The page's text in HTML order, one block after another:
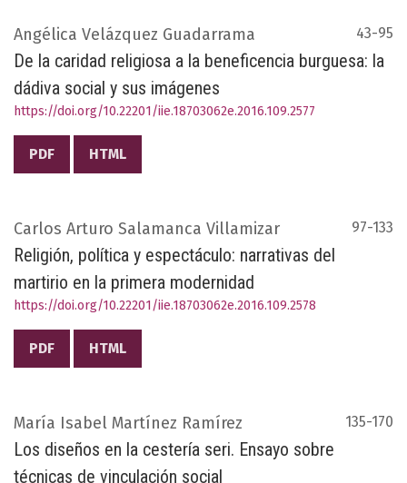
Angélica Velázquez Guadarrama 43-95
De la caridad religiosa a la beneficencia burguesa: la
dádiva social y sus imágenes
https://doi.org/10.22201/iie.18703062e.2016.109.2577
PDF HTML
Carlos Arturo Salamanca Villamizar 97-133
Religión, política y espectáculo: narrativas del
martirio en la primera modernidad
https://doi.org/10.22201/iie.18703062e.2016.109.2578
PDF HTML
María Isabel Martínez Ramírez 135-170
Los diseños en la cestería seri. Ensayo sobre
técnicas de vinculación social